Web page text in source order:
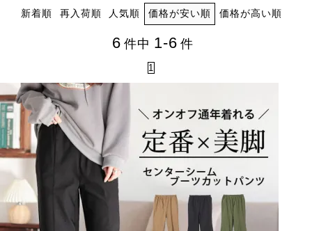
新着順 再入荷順 人気順 価格が安い順 価格が高い順
6 件中 1-6 件
1